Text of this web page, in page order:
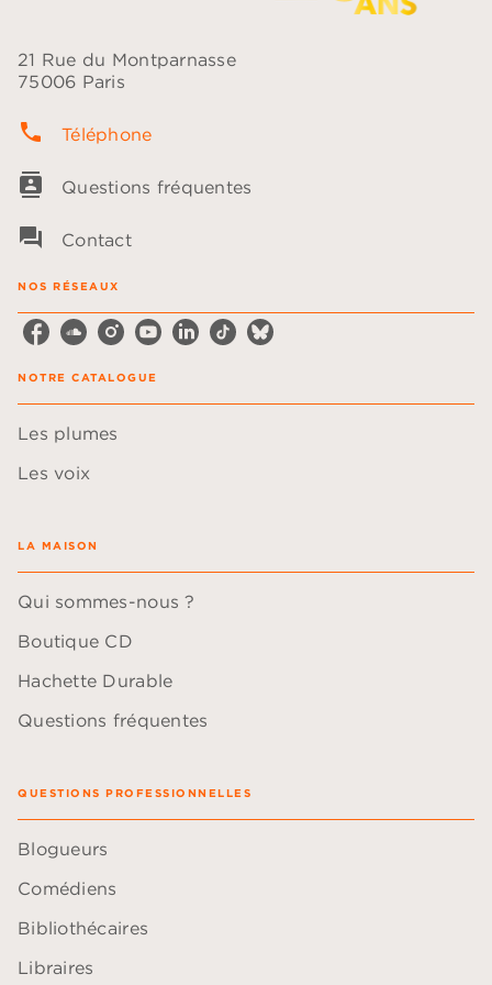
21 Rue du Montparnasse
75006 Paris
phone Téléphone
contacts Questions fréquentes
question_answer Contact
NOS RÉSEAUX
NOTRE CATALOGUE
Les plumes
Les voix
LA MAISON
Qui sommes-nous ?
Boutique CD
Hachette Durable
Questions fréquentes
QUESTIONS PROFESSIONNELLES
Blogueurs
Comédiens
Bibliothécaires
Libraires